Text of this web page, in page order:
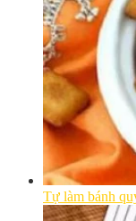
Tự làm bánh